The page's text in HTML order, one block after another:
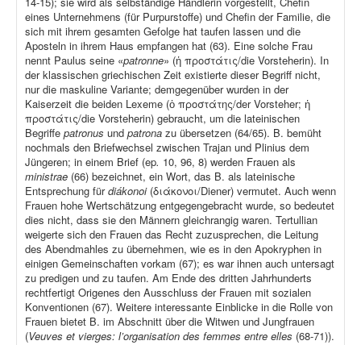
eines Unternehmens (für Purpurstoffe) und Chefin der Familie, die
sich mit ihrem gesamten Gefolge hat taufen lassen und die
Aposteln in ihrem Haus empfangen hat (63). Eine solche Frau
nennt Paulus seine «patronne» (ἡ προστάτις/die Vorsteherin). In
der klassischen griechischen Zeit existierte dieser Begriff nicht,
nur die maskuline Variante; demgegenüber wurden in der
Kaiserzeit die beiden Lexeme (ὁ προστάτης/der Vorsteher; ἡ
προστάτις/die Vorsteherin) gebraucht, um die lateinischen
Begriffe patronus und patrona zu übersetzen (64/65). B. bemüht
nochmals den Briefwechsel zwischen Trajan und Plinius dem
Jüngeren; in einem Brief (ep. 10, 96, 8) werden Frauen als
ministrae (66) bezeichnet, ein Wort, das B. als lateinische
Entsprechung fürdiákonoi (διάκονοι/Diener) vermutet. Auch wenn
Frauen hohe Wertschätzung entgegengebracht wurde, so bedeutet
dies nicht, dass sie den Männern gleichrangig waren. Tertullian
weigerte sich den Frauen das Recht zuzusprechen, die Leitung
des Abendmahles zu übernehmen, wie es in den Apokryphen in
einigen Gemeinschaften vorkam (67); es war ihnen auch untersagt
zu predigen und zu taufen. Am Ende des dritten Jahrhunderts
rechtfertigt Origenes den Ausschluss der Frauen mit sozialen
Konventionen (67). Weitere interessante Einblicke in die Rolle von
Frauen bietet B. im Abschnitt über die Witwen und Jungfrauen
(Veuves et vierges: l’organisation des femmes entre elles (68-71)).